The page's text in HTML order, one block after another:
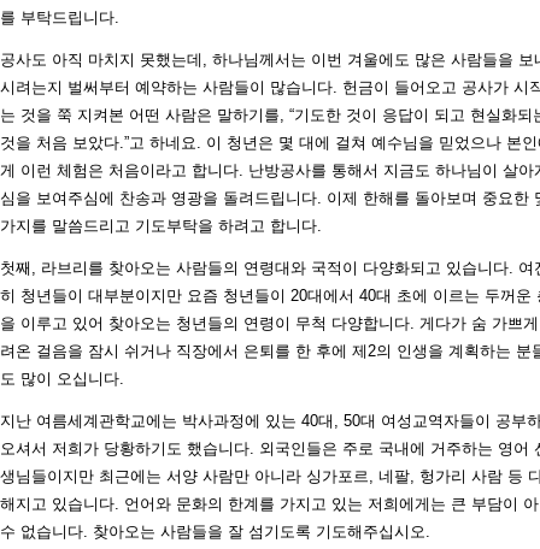
를 부탁드립니다.
공사도 아직 마치지 못했는데, 하나님께서는 이번 겨울에도 많은 사람들을 보
시려는지 벌써부터 예약하는 사람들이 많습니다. 헌금이 들어오고 공사가 시
는 것을 쭉 지켜본 어떤 사람은 말하기를, “기도한 것이 응답이 되고 현실화되
것을 처음 보았다.”고 하네요. 이 청년은 몇 대에 걸쳐 예수님을 믿었으나 본
게 이런 체험은 처음이라고 합니다. 난방공사를 통해서 지금도 하나님이 살아
심을 보여주심에 찬송과 영광을 돌려드립니다. 이제 한해를 돌아보며 중요한
가지를 말씀드리고 기도부탁을 하려고 합니다.
첫째, 라브리를 찾아오는 사람들의 연령대와 국적이 다양화되고 있습니다. 여
히 청년들이 대부분이지만 요즘 청년들이 20대에서 40대 초에 이르는 두꺼운
을 이루고 있어 찾아오는 청년들의 연령이 무척 다양합니다. 게다가 숨 가쁘
려온 걸음을 잠시 쉬거나 직장에서 은퇴를 한 후에 제2의 인생을 계획하는 분
도 많이 오십니다.
지난 여름세계관학교에는 박사과정에 있는 40대, 50대 여성교역자들이 공부
오셔서 저희가 당황하기도 했습니다. 외국인들은 주로 국내에 거주하는 영어
생님들이지만 최근에는 서양 사람만 아니라 싱가포르, 네팔, 헝가리 사람 등
해지고 있습니다. 언어와 문화의 한계를 가지고 있는 저희에게는 큰 부담이
수 없습니다. 찾아오는 사람들을 잘 섬기도록 기도해주십시오.